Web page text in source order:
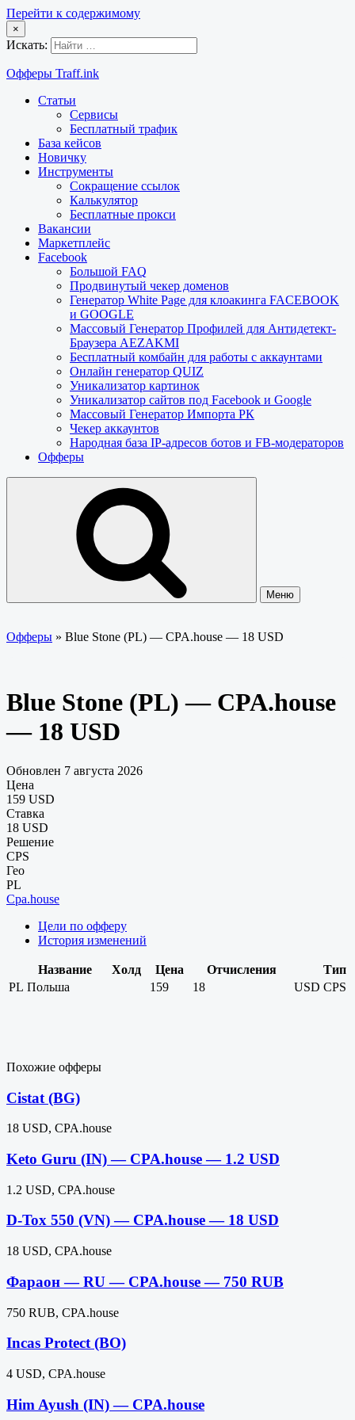
Перейти к содержимому
×
Искать:
Офферы Traff.ink
Статьи
Сервисы
Бесплатный трафик
База кейсов
Новичку
Инструменты
Сокращение ссылок
Калькулятор
Бесплатные прокси
Вакансии
Маркетплейс
Facebook
Большой FAQ
Продвинутый чекер доменов
Генератор White Page для клоакинга FACEBOOK
и GOOGLE
Массовый Генератор Профилей для Антидетект-
Браузера AEZAKMI
Бесплатный комбайн для работы с аккаунтами
Онлайн генератор QUIZ
Уникализатор картинок
Уникализатор сайтов под Facebook и Google
Массовый Генератор Импорта РК
Чекер аккаунтов
Народная база IP-адресов ботов и FB-модераторов
Офферы
Меню
Офферы » Blue Stone (PL) — CPA.house — 18 USD
Blue Stone (PL) — CPA.house
— 18 USD
Обновлен 7 августа 2026
Цена
159 USD
Ставка
18 USD
Решение
CPS
Гео
PL
Cpa.house
Цели по офферу
История изменений
Название Холд Цена Отчисления
Тип
PL Польша 159 18 USD CPS
Похожие офферы
Cistat (BG)
18 USD, CPA.house
Keto Guru (IN) — CPA.house — 1.2 USD
1.2 USD, CPA.house
D-Tox 550 (VN) — CPA.house — 18 USD
18 USD, CPA.house
Фараон — RU — CPA.house — 750 RUB
750 RUB, CPA.house
Incas Protect (BO)
4 USD, CPA.house
Him Ayush (IN) — CPA.house